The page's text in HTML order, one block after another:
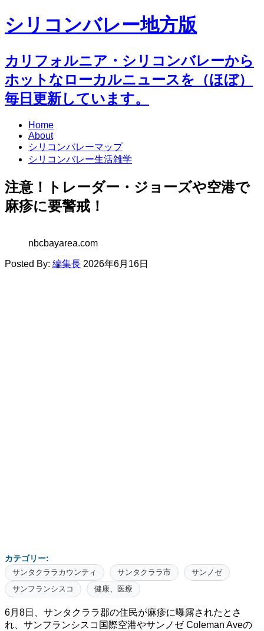
シリコンバレー地方版
カリフォルニア・シリコンバレーから
ホットなローカルニュースを（ほぼ）
毎日更新しています。
Home
About
シリコンバレーマップ
シリコンバレー生活雑学
注意！トレーダー・ジョーズや空港で
麻疹に要警戒！
nbcbayarea.com
Posted By: 編集長 2026年6月16日
カテゴリー:
サンタクララカウンティ サンタクララ市
サンノゼ
サンフランシスコ
健康、医療
6月8日、サンタクララ郡の住民が麻疹に曝露されたとさ
れ、サンフランシスコ国際空港やサンノゼ Coleman Aveの